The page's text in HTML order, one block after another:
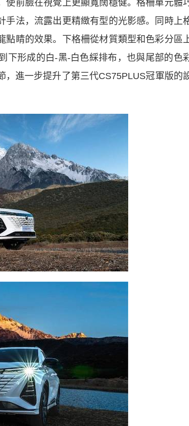
使前臉在視覺上更顯寬闊穩健。格柵單元體
手法，流露出更精緻有型的光影感。同時上
點睛的效果。下格柵從材質類型和色彩分區
下形成的白-黑-白色綵排布，也與尾部的色
進一步提升了第三代CS75PLUS冠軍版的